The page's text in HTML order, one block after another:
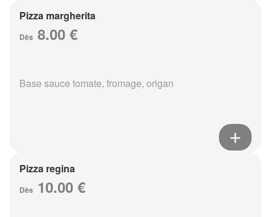
Pizza margherita
Dès 8.00 €
Base sauce tomate, fromage, origan
Pizza regina
Dès 10.00 €